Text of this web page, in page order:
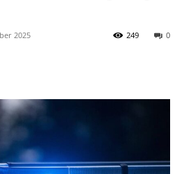
2025 0
249